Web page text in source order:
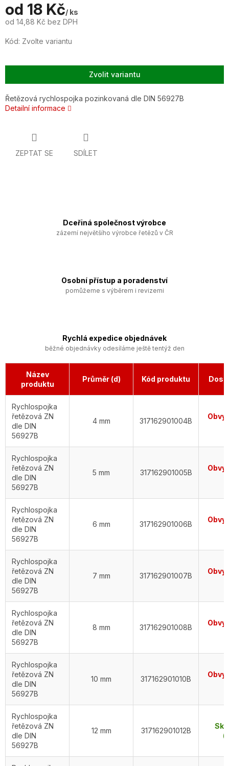
od 18 Kč/ ks
od 14,88 Kč bez DPH
cena:
Kód: Zvolte variantu
Zvolit variantu
Řetězová rychlospojka pozinkovaná dle DIN 56927B
Detailní informace
ZEPTAT SE SDÍLET
Dceřiná společnost výrobce
zázemí největšího výrobce řetězů v ČR
Osobní přístup a poradenství
pomůžeme s výběrem i revizemi
Rychlá expedice objednávek
běžné objednávky odesíláme ještě tentýž den
Název
produktu
Průměr (d) Kód produktu
Rychlospojka
řetězová ZN
dle DIN
56927B
4 mm 317162901004B
Rychlospojka
řetězová ZN
dle DIN
56927B
5 mm 317162901005B
Rychlospojka
řetězová ZN
dle DIN
56927B
6 mm 317162901006B
Rychlospojka
řetězová ZN
dle DIN
56927B
7 mm 317162901007B
Rychlospojka
řetězová ZN
dle DIN
56927B
8 mm 317162901008B
Rychlospojka
řetězová ZN
dle DIN
56927B
10 mm 317162901010B
Rychlospojka
řetězová ZN
dle DIN
56927B
12 mm 317162901012B